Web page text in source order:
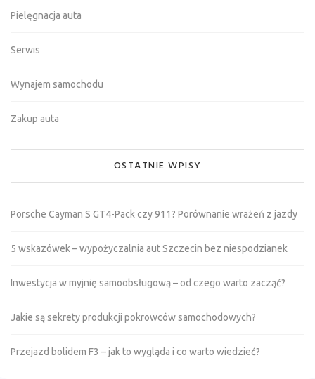
Pielęgnacja auta
Serwis
Wynajem samochodu
Zakup auta
OSTATNIE WPISY
Porsche Cayman S GT4-Pack czy 911? Porównanie wrażeń z jazdy
5 wskazówek – wypożyczalnia aut Szczecin bez niespodzianek
Inwestycja w myjnię samoobsługową – od czego warto zacząć?
Jakie są sekrety produkcji pokrowców samochodowych?
Przejazd bolidem F3 – jak to wygląda i co warto wiedzieć?